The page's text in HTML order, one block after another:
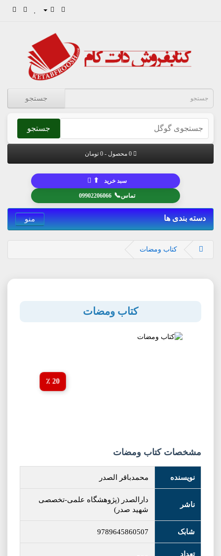
جستجو
جستجو
0 محصول - 0 تومان
تماس📞
09902206066
سبد خرید ⬆
دسته بندی ها منو
کتاب ومضات
کتاب ومضات
20 ٪
مشخصات کتاب ومضات
نویسنده محمدباقر الصدر
ناشر
دارالصدر (پژوهشگاه علمی-تخصصی
شهید صدر)
شابک 9789645860507
تعداد